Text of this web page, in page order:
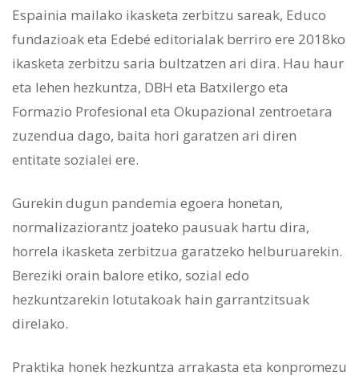
Espainia mailako ikasketa zerbitzu sareak, Educo
fundazioak eta Edebé editorialak berriro ere 2018ko
ikasketa zerbitzu saria bultzatzen ari dira. Hau haur
eta lehen hezkuntza, DBH eta Batxilergo eta
Formazio Profesional eta Okupazional zentroetara
zuzendua dago, baita hori garatzen ari diren
entitate sozialei ere.
Gurekin dugun pandemia egoera honetan,
normalizaziorantz joateko pausuak hartu dira,
horrela ikasketa zerbitzua garatzeko helburuarekin.
Bereziki orain balore etiko, sozial edo
hezkuntzarekin lotutakoak hain garrantzitsuak
direlako.
Praktika honek hezkuntza arrakasta eta konpromezu